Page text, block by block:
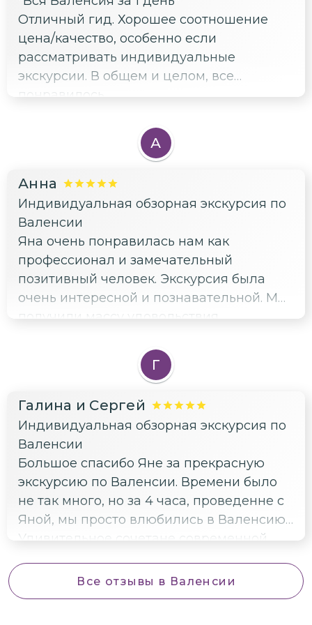
Отличный гид. Хорошее соотношение
цена/качество, особенно если
рассматривать индивидуальные
экскурсии. В общем и целом, все
А
Анна
Индивидуальная обзорная экскурсия по
Валенсии
Яна очень понравилась нам как
профессионал и замечательный
позитивный человек. Экскурсия была
очень интересной и познавательной. Мы
Г
Галина и Сергей
Индивидуальная обзорная экскурсия по
Валенсии
Большое спасибо Яне за прекрасную
экскурсию по Валенсии. Времени было
не так много, но за 4 часа, проведенне с
Яной, мы просто влюбились в Валенсию!
Удивительное сочетане современной,
историческим средневековым городом,
причём сочетание такое гармоничное,
Все отзывы в Валенсии